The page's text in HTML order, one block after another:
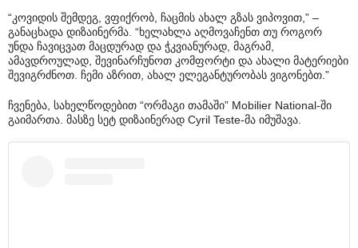
“კოვიდის შემდეგ, ვფიქრობ, ჩაცმის ახალ გზას ვიპოვით,” –
განაცხადა დიზაინერმა. “ხელახლა აღმოვაჩენთ თუ როგორ
უნდა ჩავიცვათ მაცდურად და ჭკვიანურად, მაგრამ,
ამავდროულად, შევინარჩუნოთ კომფორტი და ახალი მატერიები
შევიგრძნოთ. ჩემი აზრით, ახალ ელეგანტურობას ვიგონებთ.”
ჩვენება, სახელწოდებით “ორმაგი თამაში” Mobilier National-ში
გაიმართა. მასზე სეტ დიზაინერად Cyril Teste-მა იმუშავა.